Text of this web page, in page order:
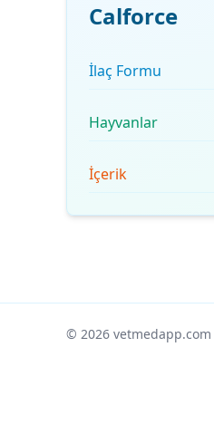
Calforce
İlaç Formu
Hayvanlar
İçerik
© 2026 vetmedapp.com